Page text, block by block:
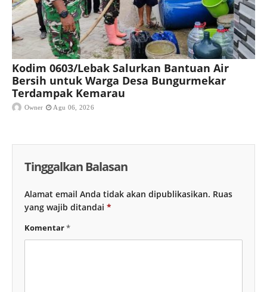
Kodim 0603/Lebak Salurkan Bantuan Air
Bersih untuk Warga Desa Bungurmekar
Terdampak Kemarau
Owner Agu 06, 2026
Tinggalkan Balasan
Alamat email Anda tidak akan dipublikasikan. Ruas
yang wajib ditandai *
Komentar*